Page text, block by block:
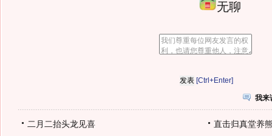
无聊
[Ctrl+Enter]
我来
二月二抬头龙见喜 直击归真堂养